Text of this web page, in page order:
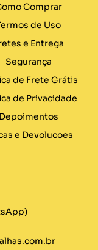
Comprar
de Uso
e Entrega
Segurança
de Frete Grátis
de Privacidade
Depoimentos
e Devolucoes